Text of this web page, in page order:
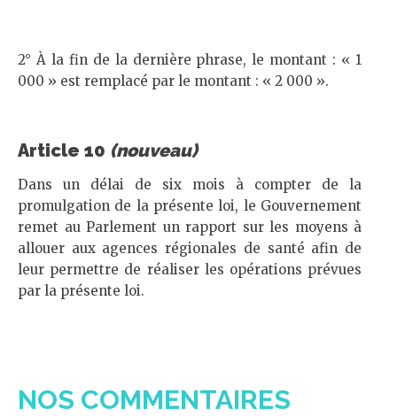
2° À la fin de la dernière phrase, le montant : « 1
000 » est remplacé par le montant : « 2 000 ».
Article 10 (nouveau)
Dans un délai de six mois à compter de la
promulgation de la présente loi, le Gouvernement
remet au Parlement un rapport sur les moyens à
allouer aux agences régionales de santé afin de
leur permettre de réaliser les opérations prévues
par la présente loi.
NOS COMMENTAIRES